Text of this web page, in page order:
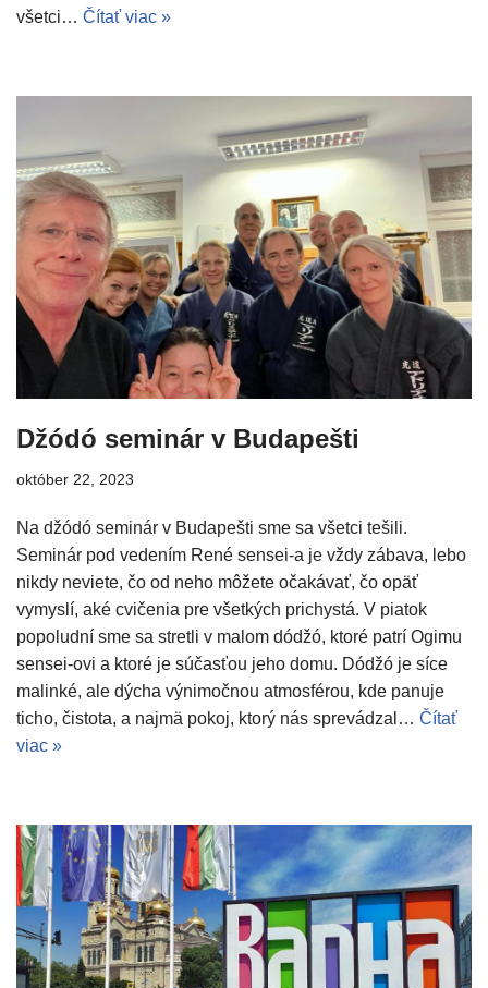
všetci… Čítať viac »
Džódó seminár v Budapešti
október 22, 2023
Na džódó seminár v Budapešti sme sa všetci tešili.
Seminár pod vedením René sensei-a je vždy zábava, lebo
nikdy neviete, čo od neho môžete očakávať, čo opäť
vymyslí, aké cvičenia pre všetkých prichystá. V piatok
popoludní sme sa stretli v malom dódžó, ktoré patrí Ogimu
sensei-ovi a ktoré je súčasťou jeho domu. Dódžó je síce
malinké, ale dýcha výnimočnou atmosférou, kde panuje
ticho, čistota, a najmä pokoj, ktorý nás sprevádzal… Čítať
viac »